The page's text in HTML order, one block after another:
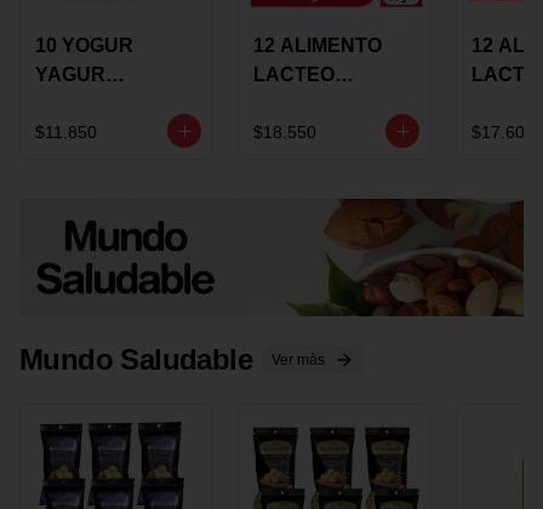
10 YOGUR
YAGUR
150ML SURTIDO
$11.850
12 ALIMENTO
LACTEO
ALQUERIA
$18.550
12
$17.600
Mundo Saludable Ver más